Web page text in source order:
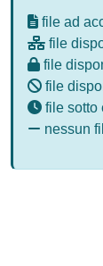
file ad
file
file
file
file sotto
nessun